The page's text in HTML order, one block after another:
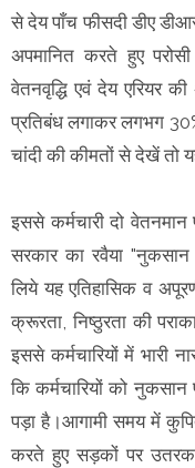
से देय पाँच फीसदी डीए
अपमानित करते हुए
वेतनवृद्धि एवं देय एरियर
प्रतिबंध लगाकर लगभग
चांदी की कीमतों से देखें तो
इससे कर्मचारी दो
सरकार का रवैया "नुकसान
लिये यह एतिहासिक व
क्रूरता, निष्ठुरता की
इससे कर्मचारियों में भारी
कि कर्मचारियों को नुकसान
पड़ा है।आगामी समय में
करते हुए सड़कों पर